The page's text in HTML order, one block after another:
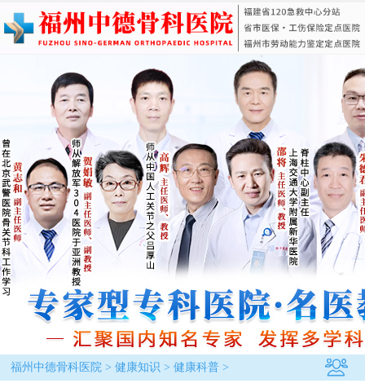
福州中德骨科医院> 健康知识 > 健康科普>